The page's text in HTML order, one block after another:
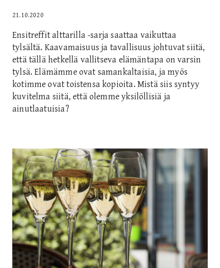
21.10.2020
Ensitreffit alttarilla -sarja saattaa vaikuttaa
tylsältä. Kaavamaisuus ja tavallisuus johtuvat siitä,
että tällä hetkellä vallitseva elämäntapa on varsin
tylsä. Elämämme ovat samankaltaisia, ja myös
kotimme ovat toistensa kopioita. Mistä siis syntyy
kuvitelma siitä, että olemme yksilöllisiä ja
ainutlaatuisia?